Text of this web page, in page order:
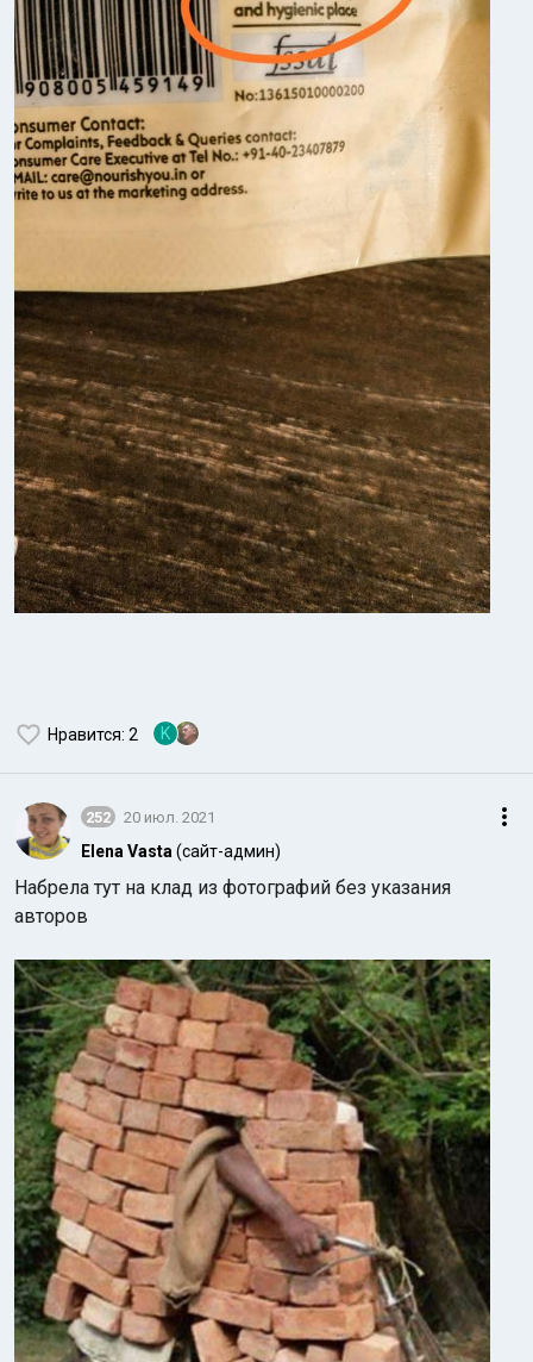
Нравится: 2 K
252 20 июл. 2021
Elena Vasta (сайт-админ)
Набрела тут на клад из фотографий без указания
авторов